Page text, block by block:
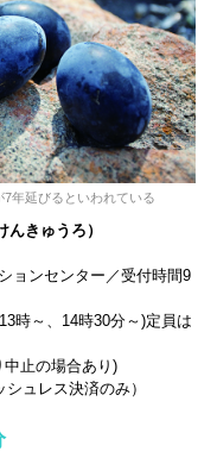
年延びるといわれている
きゅうろ）
ョンセンター／受付時間9
時～、14時30分～)定員は
止の場合あり)
ュレス決済のみ）